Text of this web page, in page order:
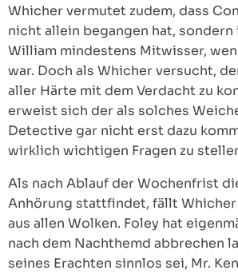
Whicher vermutet zudem, dass
nicht allein begangen hat, sondern
William mindestens Mitwisser,
war. Doch als Whicher versucht,
aller Härte mit dem Verdacht zu
erweist sich der als solches
Detective gar nicht erst dazu
wirklich wichtigen Fragen zu
Als nach Ablauf der Wochenfrist
Anhörung stattfindet, fällt
aus allen Wolken. Foley hat
nach dem Nachthemd abbrechen
seines Erachten sinnlos sei, Mr.